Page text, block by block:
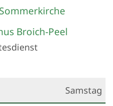
Broich-Peel
Samstag